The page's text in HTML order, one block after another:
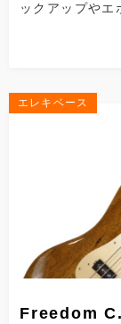
ックアップやエ
エレキベース
Freedom